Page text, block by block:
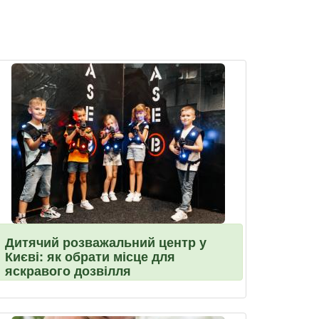
Дитячий розважальний центр у
Києві: як обрати місце для
яскравого дозвілля